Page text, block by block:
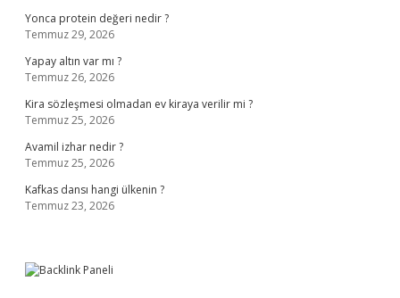
Yonca protein değeri nedir ?
Temmuz 29, 2026
Yapay altın var mı ?
Temmuz 26, 2026
Kira sözleşmesi olmadan ev kiraya verilir mi ?
Temmuz 25, 2026
Avamil izhar nedir ?
Temmuz 25, 2026
Kafkas dansı hangi ülkenin ?
Temmuz 23, 2026